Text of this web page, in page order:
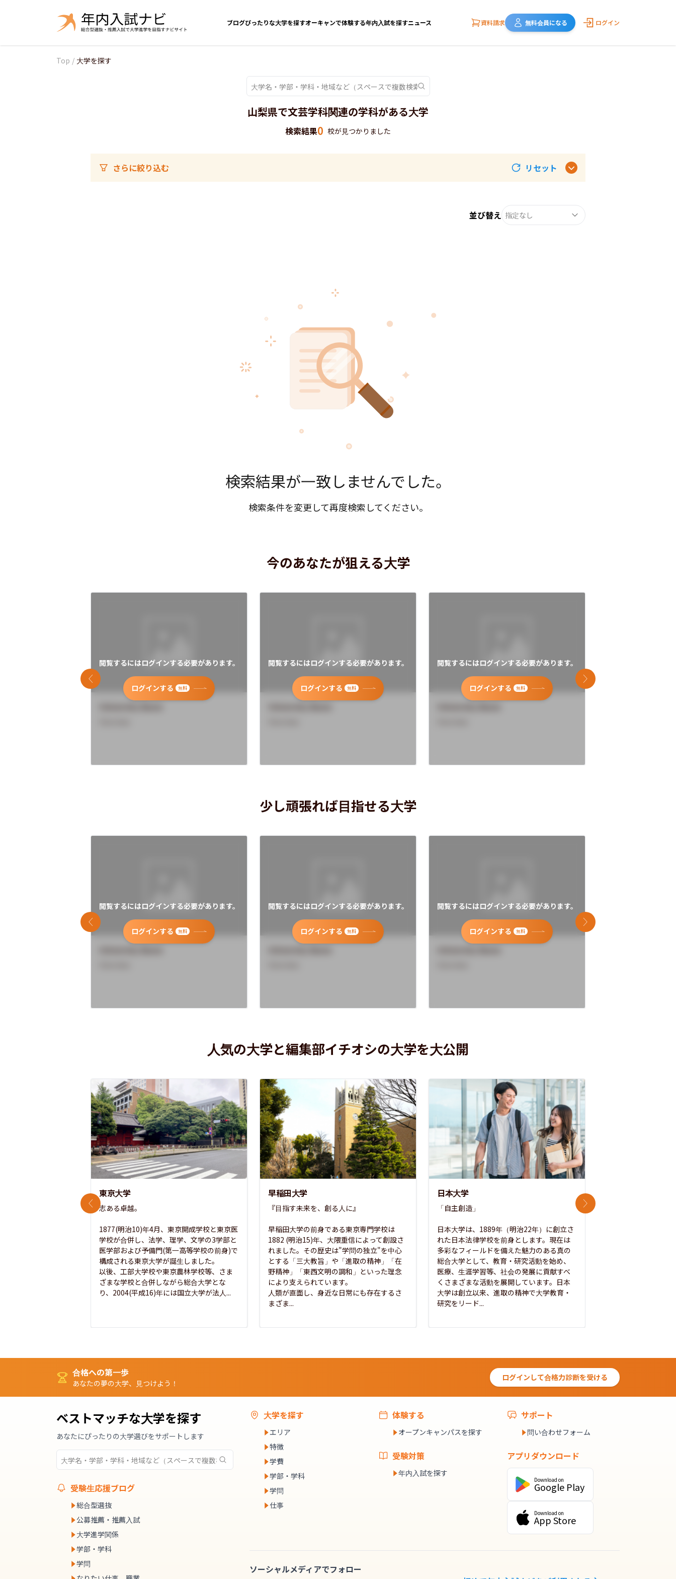
ブログぴったりな大学を探すオーキャンで体験する年内入試を探すニュース 資料請求 無料会員になる ログイン
Top / 大学を探す
山梨県で文芸学科関連の学科がある大学
検索結果0 校が見つかりました
さらに絞り込む リセット
並び替え 指定なし
検索結果が一致しませんでした。
検索条件を変更して再度検索してください。
今のあなたが狙える大学
閲覧するにはログインする必要があります。
ログインする 無料
閲覧するにはログインする必要があります。
ログインする 無料
閲覧するにはログインする必要があります。
ログインする 無料
前のスライド 次のスライド
少し頑張れば目指せる大学
閲覧するにはログインする必要があります。
ログインする 無料
閲覧するにはログインする必要があります。
ログインする 無料
閲覧するにはログインする必要があります。
ログインする 無料
前のスライド 次のスライド
人気の大学と編集部イチオシの大学を大公開
東京大学
志ある卓越。
1877(明治10)年4月、東京開成学校と東京医
学校が合併し、法学、理学、文学の3学部と
医学部および予備門(第一高等学校の前身)で
構成される東京大学が誕生しました。
以後、工部大学校や東京農林学校等、さま
ざまな学校と合併しながら総合大学とな
り、2004(平成16)年には国立大学が法人...
早稲田大学
『目指す未来を、創る人に』
早稲田大学の前身である東京専門学校は
1882 (明治15)年、大隈重信によって創設さ
れました。その歴史は"学問の独立"を中心
とする「三大教旨」や「進取の精神」「在
野精神」「東西文明の調和」といった理念
により支えられています。
人類が直面し、身近な日常にも存在するさ
まざま...
日本大学
「自主創造」
日本大学は、1889年（明治22年）に創立さ
れた日本法律学校を前身とします。現在は
多彩なフィールドを備えた魅力のある真の
総合大学として、教育・研究活動を始め、
医療、生涯学習等、社会の発展に貢献すべ
くさまざまな活動を展開しています。日本
大学は創立以来、進取の精神で大学教育・
研究をリード...
前のスライド 次のスライド
合格への第一歩
あなたの夢の大学、見つけよう！
ログインして合格力診断を受ける
ベストマッチな大学を探す
あなたにぴったりの大学選びをサポートします
受験生応援ブログ
総合型選抜
公募推薦・推薦入試
大学進学関係
学部・学科
学問
大学を探す
エリア
特徴
学費
学部・学科
学問
仕事
体験する
オープンキャンパスを探す
受験対策
年内入試を探す
サポート
問い合わせフォーム
アプリダウンロード
Download on
Google Play
Download on
App Store
ソーシャルメディアでフォロー